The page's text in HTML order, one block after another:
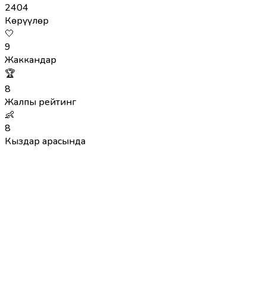
2404
Көрүүлөр
🤍
9
Жаккандар
🏆
8
Жалпы рейтинг
👶
8
Кыздар арасында